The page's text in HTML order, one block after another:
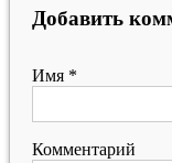
Добавить
Имя *
Комментарий